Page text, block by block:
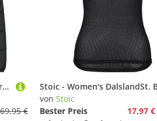
Stoic - MountainWool120 StorboSt. II Hoody - Isolationsjacke Gr XL schwarz
€
von Stoic
Bester Preis
17,97 €